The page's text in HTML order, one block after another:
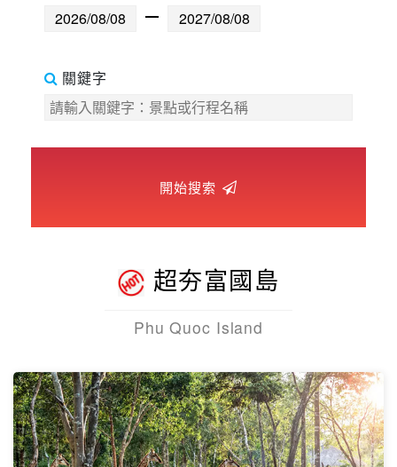
世界臻旅
歐洲之旅
關鍵字
開始搜索
超夯富國島
Phu Quoc Island